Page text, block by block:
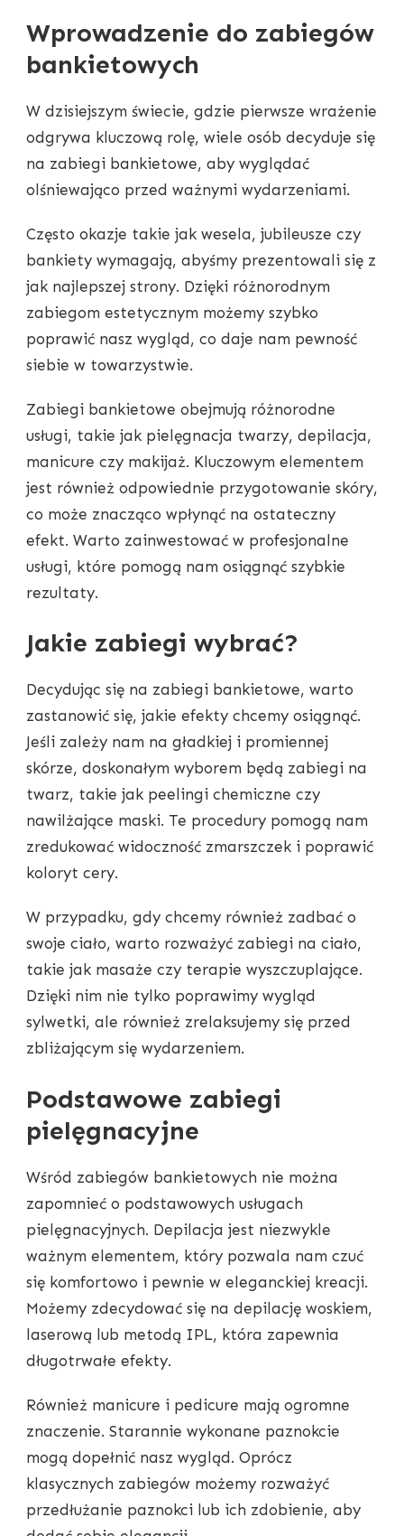
Wprowadzenie do zabiegów
bankietowych
W dzisiejszym świecie, gdzie pierwsze wrażenie
odgrywa kluczową rolę, wiele osób decyduje się
na zabiegi bankietowe, aby wyglądać
olśniewająco przed ważnymi wydarzeniami.
Często okazje takie jak wesela, jubileusze czy
bankiety wymagają, abyśmy prezentowali się z
jak najlepszej strony. Dzięki różnorodnym
zabiegom estetycznym możemy szybko
poprawić nasz wygląd, co daje nam pewność
siebie w towarzystwie.
Zabiegi bankietowe obejmują różnorodne
usługi, takie jak pielęgnacja twarzy, depilacja,
manicure czy makijaż. Kluczowym elementem
jest również odpowiednie przygotowanie skóry,
co może znacząco wpłynąć na ostateczny
efekt. Warto zainwestować w profesjonalne
usługi, które pomogą nam osiągnąć szybkie
rezultaty.
Jakie zabiegi wybrać?
Decydując się na zabiegi bankietowe, warto
zastanowić się, jakie efekty chcemy osiągnąć.
Jeśli zależy nam na gładkiej i promiennej
skórze, doskonałym wyborem będą zabiegi na
twarz, takie jak peelingi chemiczne czy
nawilżające maski. Te procedury pomogą nam
zredukować widoczność zmarszczek i poprawić
koloryt cery.
W przypadku, gdy chcemy również zadbać o
swoje ciało, warto rozważyć zabiegi na ciało,
takie jak masaże czy terapie wyszczuplające.
Dzięki nim nie tylko poprawimy wygląd
sylwetki, ale również zrelaksujemy się przed
zbliżającym się wydarzeniem.
Podstawowe zabiegi
pielęgnacyjne
Wśród zabiegów bankietowych nie można
zapomnieć o podstawowych usługach
pielęgnacyjnych. Depilacja jest niezwykle
ważnym elementem, który pozwala nam czuć
się komfortowo i pewnie w eleganckiej kreacji.
Możemy zdecydować się na depilację woskiem,
laserową lub metodą IPL, która zapewnia
długotrwałe efekty.
Również manicure i pedicure mają ogromne
znaczenie. Starannie wykonane paznokcie
mogą dopełnić nasz wygląd. Oprócz
klasycznych zabiegów możemy rozważyć
przedłużanie paznokci lub ich zdobienie, aby